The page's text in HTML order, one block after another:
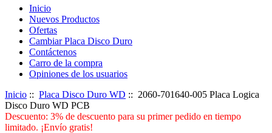
Inicio
Nuevos Productos
Ofertas
Cambiar Placa Disco Duro
Contáctenos
Carro de la compra
Opiniones de los usuarios
Inicio :: Placa Disco Duro WD :: 2060-701640-005 Placa Logica
Disco Duro WD PCB
Descuento: 3% de descuento para su primer pedido en tiempo
limitado. ¡Envío gratis!